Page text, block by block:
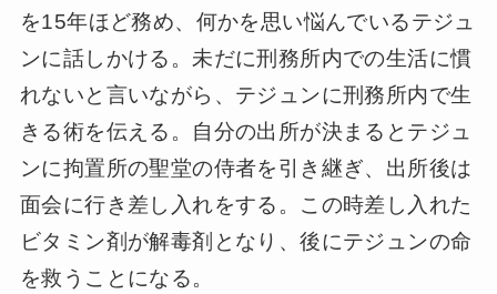
を15年ほど務め、何かを思い悩んでいるテジュ
ンに話しかける。未だに刑務所内での生活に慣
れないと言いながら、テジュンに刑務所内で生
きる術を伝える。自分の出所が決まるとテジュ
ンに拘置所の聖堂の侍者を引き継ぎ、出所後は
面会に行き差し入れをする。この時差し入れた
ビタミン剤が解毒剤となり、後にテジュンの命
を救うことになる。